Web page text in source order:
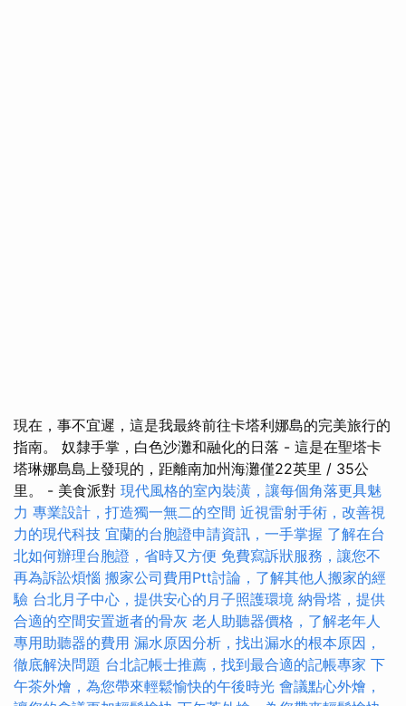
現在，事不宜遲，這是我最終前往卡塔利娜島的完美旅行的
指南。 奴隸手掌，白色沙灘和融化的日落 - 這是在聖塔卡
塔琳娜島島上發現的，距離南加州海灘僅22英里 / 35公
里。 - 美食派對 現代風格的室內裝潢，讓每個角落更具魅
力 專業設計，打造獨一無二的空間 近視雷射手術，改善視
力的現代科技 宜蘭的台胞證申請資訊，一手掌握 了解在台
北如何辦理台胞證，省時又方便 免費寫訴狀服務，讓您不
再為訴訟煩惱 搬家公司費用Ptt討論，了解其他人搬家的經
驗 台北月子中心，提供安心的月子照護環境 納骨塔，提供
合適的空間安置逝者的骨灰 老人助聽器價格，了解老年人
專用助聽器的費用 漏水原因分析，找出漏水的根本原因，
徹底解決問題 台北記帳士推薦，找到最合適的記帳專家 下
午茶外燴，為您帶來輕鬆愉快的午後時光 會議點心外燴，